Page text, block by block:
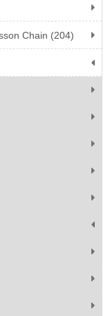
Chain (204)